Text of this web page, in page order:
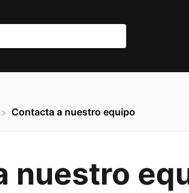
Contacta a nuestro equipo
nuestro